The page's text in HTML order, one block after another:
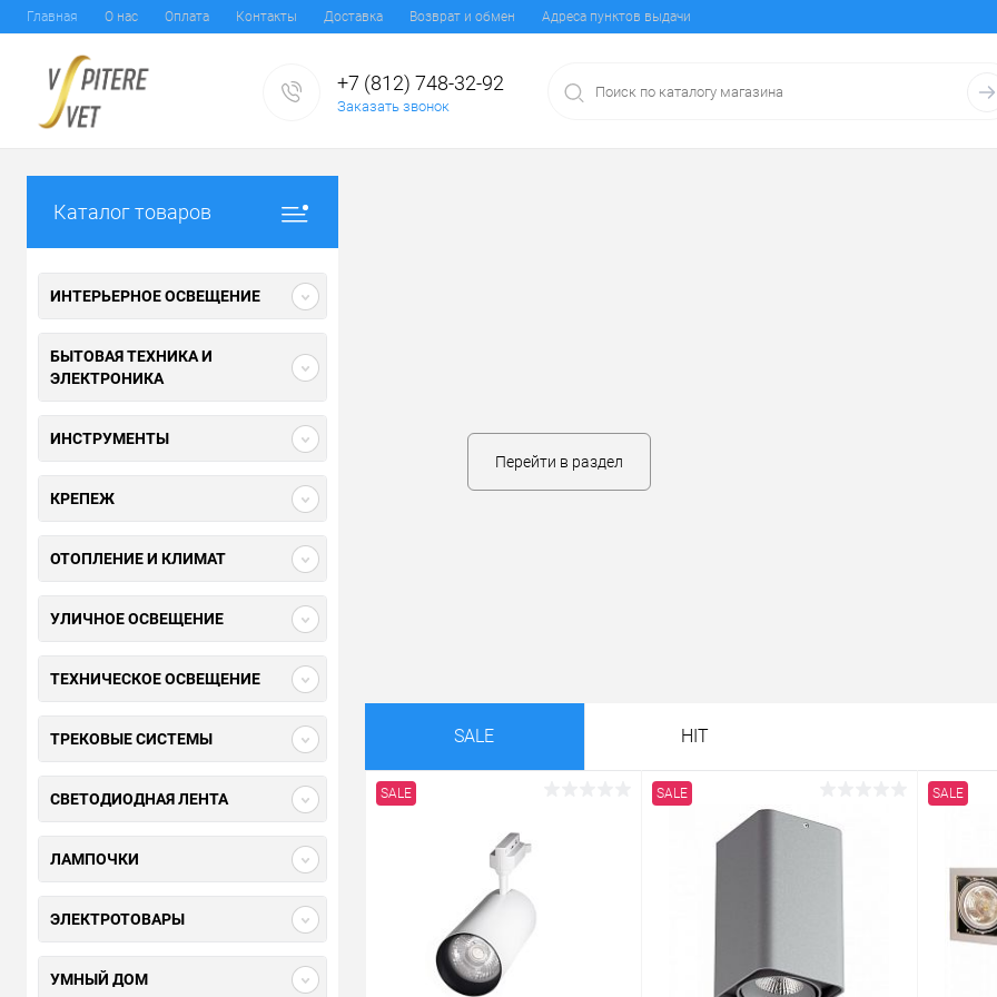
Главная О нас Оплата Контакты Доставка Возврат и обмен Адреса пунктов выдачи
+7 (812) 748-32-92
Заказать звонок
Каталог товаров
ИНТЕРЬЕРНОЕ ОСВЕЩЕНИЕ
БЫТОВАЯ ТЕХНИКА И
ЭЛЕКТРОНИКА
ИНСТРУМЕНТЫ
КРЕПЕЖ
ОТОПЛЕНИЕ И КЛИМАТ
УЛИЧНОЕ ОСВЕЩЕНИЕ
ТЕХНИЧЕСКОЕ ОСВЕЩЕНИЕ
ТРЕКОВЫЕ СИСТЕМЫ
СВЕТОДИОДНАЯ ЛЕНТА
ЛАМПОЧКИ
ЭЛЕКТРОТОВАРЫ
УМНЫЙ ДОМ
Перейти в раздел
SALE HIT
SALE SALE SALE